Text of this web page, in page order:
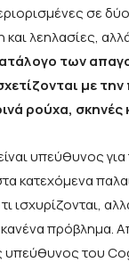
σε
λεηλασίες,
των
με
ρούχα, σκηνές
υπεύθυνος
κατεχόμενα
ισχυρίζονται,
υπεύθυνος του